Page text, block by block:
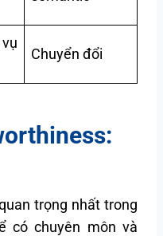
Chuyển đổi
trọng nhất trong
có chuyên môn và